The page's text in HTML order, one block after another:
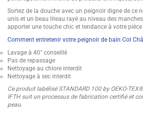
Sortez de la douche avec un peignoir digne de ce
unis et un beau liteau rayé au niveau des
apporter une touche chic et tendance à votre pièce
Comment entretenir votre peignoir de bain Col
Lavage à 40° conseillé
Pas de repassage
Nettoyage au chlore interdit
Nettoyage à sec interdit
Ce produit labélisé STANDARD 100 by OEKO-
IFTH suit un processus de fabrication certifié et
peau.